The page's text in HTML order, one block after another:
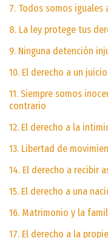
7. Todos somos iguales
8. La ley protege tus
9. Ninguna detención
10. El derecho a un juicio
11. Siempre somos
contrario
12. El derecho a la
13. Libertad de
14. El derecho a recibir
15. El derecho a una
16. Matrimonio y la
17. El derecho a la